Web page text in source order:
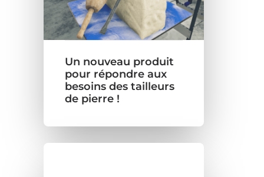
Un nouveau produit
pour répondre aux
besoins des tailleurs
de pierre !